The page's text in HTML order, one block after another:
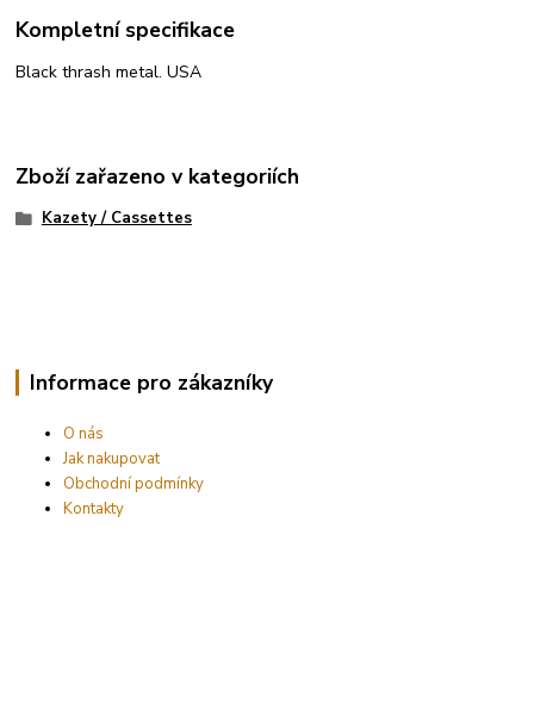
Kompletní specifikace
Black thrash metal. USA
Zboží zařazeno v kategoriích
Kazety / Cassettes
Informace pro zákazníky
O nás
Jak nakupovat
Obchodní podmínky
Kontakty